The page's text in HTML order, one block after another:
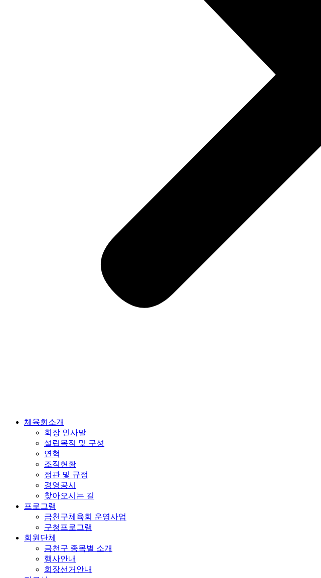
체육회소개
회장 인사말
설립목적 및 구성
연혁
조직현황
정관 및 규정
경영공시
찾아오시는 길
프로그램
금천구체육회 운영사업
구청프로그램
회원단체
금천구 종목별 소개
행사안내
회장선거안내